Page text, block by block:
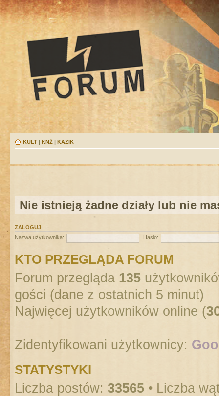
KULT | KNŻ | KAZIK
Nie istnieją żadne działy lub nie
ZALOGUJ
Nazwa użytkownika:
Hasło:
KTO PRZEGLĄDA FORUM
Forum przegląda 135
gości (dane z ostatnich 5 minut)
Najwięcej użytkowników online (
Zidentyfikowani użytkownicy:
STATYSTYKI
Liczba postów: 33565 • Liczba